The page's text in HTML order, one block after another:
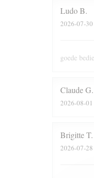
LudoB
2026-07-30
goede
ClaudeG
2026-08-01
BrigitteT
2026-07-28